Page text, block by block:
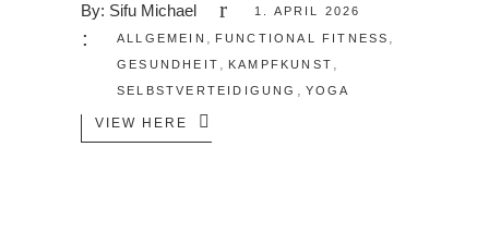
By: Sifu Michael 1. APRIL 2026
ALLGEMEIN , FUNCTIONAL FITNESS ,
GESUNDHEIT , KAMPFKUNST ,
SELBSTVERTEIDIGUNG , YOGA
VIEW HERE